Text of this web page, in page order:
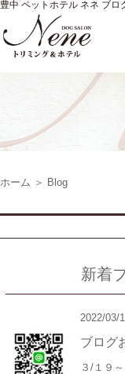
豊中 ペットホテル ネネ ブロ
ホーム ＞ Blog
新着
2022/03/
ブログ
３/１９